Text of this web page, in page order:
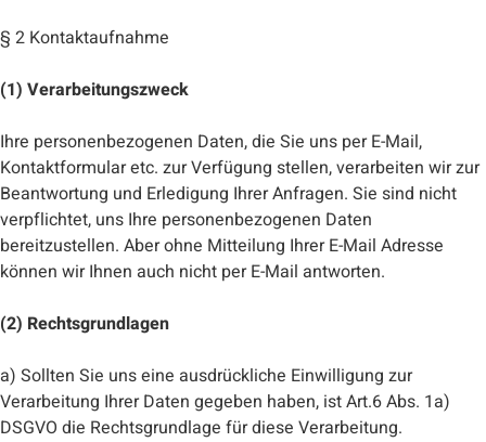
§ 2 Kontaktaufnahme
(1) Verarbeitungszweck
Ihre personenbezogenen Daten, die Sie uns per E-Mail,
Kontaktformular etc. zur Verfügung stellen, verarbeiten wir zur
Beantwortung und Erledigung Ihrer Anfragen. Sie sind nicht
verpflichtet, uns Ihre personenbezogenen Daten
bereitzustellen. Aber ohne Mitteilung Ihrer E-Mail Adresse
können wir Ihnen auch nicht per E-Mail antworten.
(2) Rechtsgrundlagen
a) Sollten Sie uns eine ausdrückliche Einwilligung zur
Verarbeitung Ihrer Daten gegeben haben, ist Art.6 Abs. 1a)
DSGVO die Rechtsgrundlage für diese Verarbeitung.